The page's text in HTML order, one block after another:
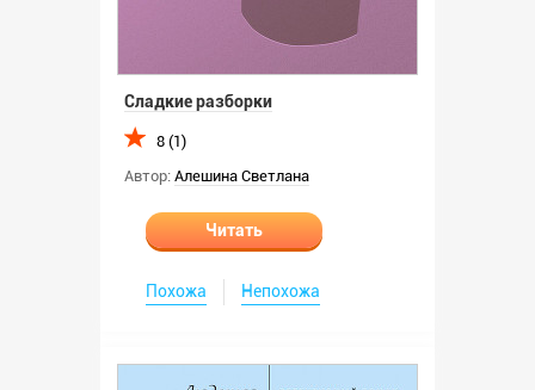
Сладкие разборки
8 (1)
Автор: Алешина Светлана
Читать
Похожа Непохожа